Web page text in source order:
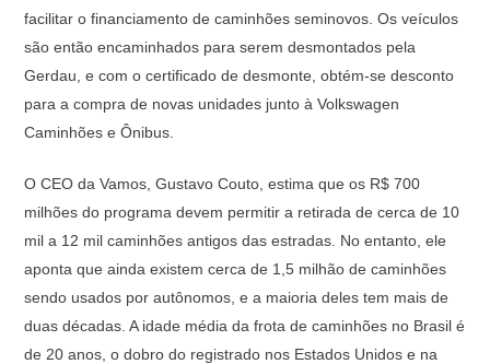
facilitar o financiamento de caminhões seminovos. Os veículos
são então encaminhados para serem desmontados pela
Gerdau, e com o certificado de desmonte, obtém-se desconto
para a compra de novas unidades junto à Volkswagen
Caminhões e Ônibus.
O CEO da Vamos, Gustavo Couto, estima que os R$ 700
milhões do programa devem permitir a retirada de cerca de 10
mil a 12 mil caminhões antigos das estradas. No entanto, ele
aponta que ainda existem cerca de 1,5 milhão de caminhões
sendo usados por autônomos, e a maioria deles tem mais de
duas décadas. A idade média da frota de caminhões no Brasil é
de 20 anos, o dobro do registrado nos Estados Unidos e na